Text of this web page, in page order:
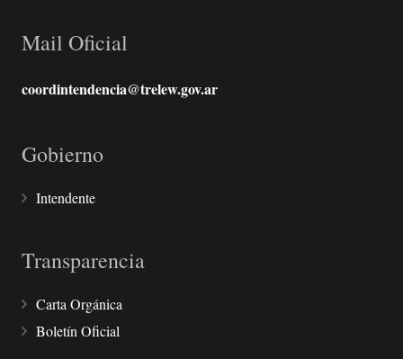
Mail Oficial
coordintendencia@trelew.gov.ar
Gobierno
Intendente
Transparencia
Carta Orgánica
Boletín Oficial